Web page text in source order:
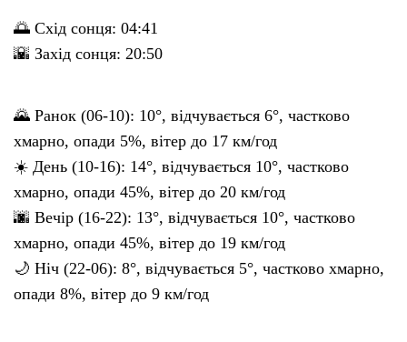
🌅 Схід сонця: 04:41
🌇 Захід сонця: 20:50
🌄 Ранок (06-10): 10°, відчувається 6°, частково
хмарно, опади 5%, вітер до 17 км/год
☀️ День (10-16): 14°, відчувається 10°, частково
хмарно, опади 45%, вітер до 20 км/год
🌆 Вечір (16-22): 13°, відчувається 10°, частково
хмарно, опади 45%, вітер до 19 км/год
🌙 Ніч (22-06): 8°, відчувається 5°, частково хмарно,
опади 8%, вітер до 9 км/год